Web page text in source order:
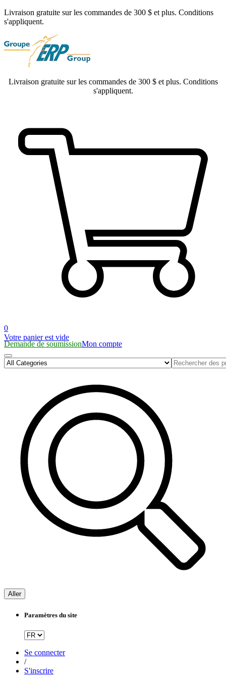
Livraison gratuite sur les commandes de 300 $ et plus. Conditions
s'appliquent.
Livraison gratuite sur les commandes de 300 $ et plus. Conditions
s'appliquent.
0
Votre panier est vide
Demande de soumissionMon compte
Aller
Paramètres du site
Se connecter
/
S'inscrire